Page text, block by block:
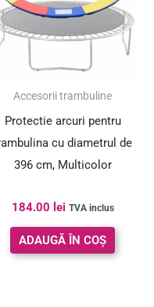
Accesorii trambuline
Protectie arcuri pentru
cu diametrul de
396 cm, Multicolor
184.00 lei TVA inclus
ADAUGĂ ÎN COȘ